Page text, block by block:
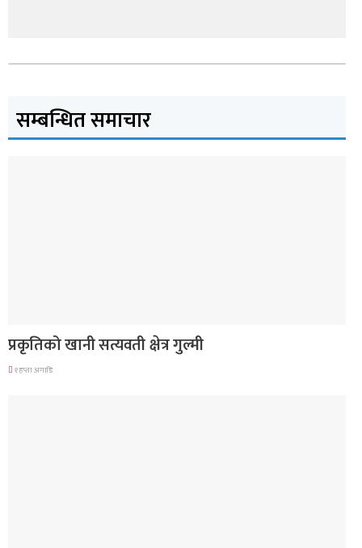
सम्बन्धित समाचार
प्रकृतिको खानी सत्यवती क्षेत्र गुल्मी
१ हप्ता अगाडि